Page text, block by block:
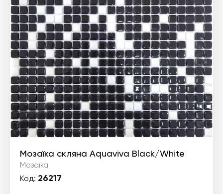
Мозаїка скляна Aquaviva Black/White
Мозаїка
Код: 26217